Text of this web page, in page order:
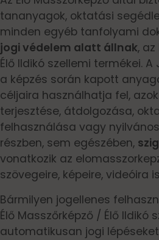
tananyagok, oktatási
minden egyéb tanfolyami
jogi védelem alatt állnak,
Élő Ildikó szellemi termékei.
a képzés során kapott
céljaira használhatja fel,
terjesztése, átdolgozása,
felhasználása vagy
részben, sem egészében,
vonatkozik az
szövegeire, képeire, videóira
Bármilyen jogellenes
Élő Masszőrképző / Élő Ildikó
automatikusan jogi